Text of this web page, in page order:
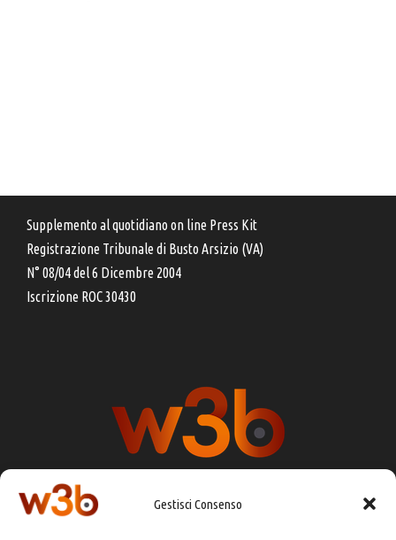
Gestisci Consenso
Supplemento al quotidiano on line Press Kit
Registrazione Tribunale di Busto Arsizio (VA)
N° 08/04 del 6 Dicembre 2004
Iscrizione ROC 30430